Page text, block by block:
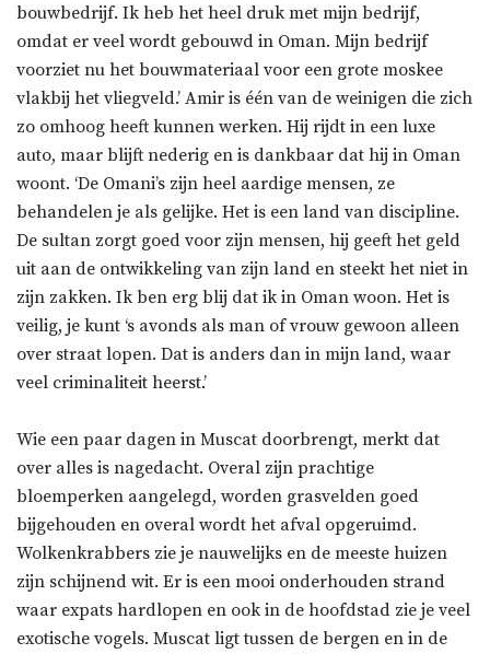
bouwbedrijf. Ik heb het heel druk met mijn bedrijf,
omdat er veel wordt gebouwd in Oman. Mijn bedrijf
voorziet nu het bouwmateriaal voor een grote moskee
vlakbij het vliegveld.’ Amir is één van de weinigen die zich
zo omhoog heeft kunnen werken. Hij rijdt in een luxe
auto, maar blijft nederig en is dankbaar dat hij in Oman
woont. ‘De Omani’s zijn heel aardige mensen, ze
behandelen je als gelijke. Het is een land van discipline.
De sultan zorgt goed voor zijn mensen, hij geeft het geld
uit aan de ontwikkeling van zijn land en steekt het niet in
zijn zakken. Ik ben erg blij dat ik in Oman woon. Het is
veilig, je kunt ‘s avonds als man of vrouw gewoon alleen
over straat lopen. Dat is anders dan in mijn land, waar
veel criminaliteit heerst.’
Wie een paar dagen in Muscat doorbrengt, merkt dat
over alles is nagedacht. Overal zijn prachtige
bloemperken aangelegd, worden grasvelden goed
bijgehouden en overal wordt het afval opgeruimd.
Wolkenkrabbers zie je nauwelijks en de meeste huizen
zijn schijnend wit. Er is een mooi onderhouden strand
waar expats hardlopen en ook in de hoofdstad zie je veel
exotische vogels. Muscat ligt tussen de bergen en in de